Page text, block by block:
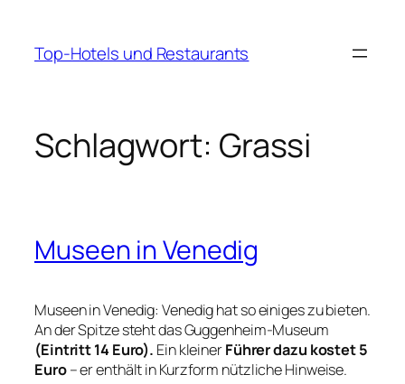
springen
Top-Hotels und Restaurants
Schlagwort: Grassi
Museen in Venedig
Museen in Venedig: Venedig hat so einiges zu bieten.
An der Spitze steht das Guggenheim-Museum
(Eintritt 14 Euro). Ein kleinerFührer dazu kostet 5
Euro– er enthält in Kurzform nützliche Hinweise.